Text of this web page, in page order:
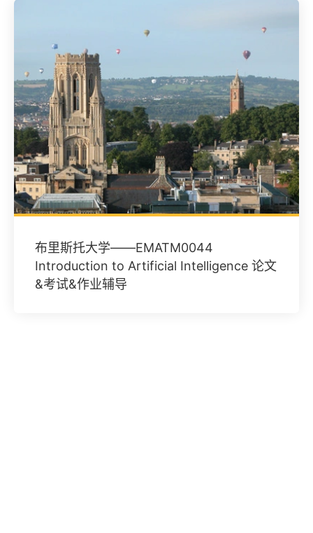
布里斯托大学——EMATM0044
Introduction to Artificial Intelligence 论文
&考试&作业辅导